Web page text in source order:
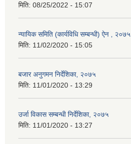
मिति: 08/25/2022 - 15:07
न्यायिक समिति (कार्यविधि सम्बन्धी) ऐन , २०७५
मिति: 11/02/2020 - 15:05
बजार अनुगमन निर्देशिका, २०७५
मिति: 11/01/2020 - 13:29
उर्जा विकास सम्बन्धी निर्देशिका, २०७५
मिति: 11/01/2020 - 13:27